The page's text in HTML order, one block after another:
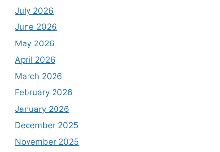
July 2026
June 2026
May 2026
April 2026
March 2026
February 2026
January 2026
December 2025
November 2025